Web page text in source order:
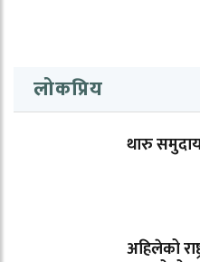
लोकप्रिय
थारु
अहिलेको